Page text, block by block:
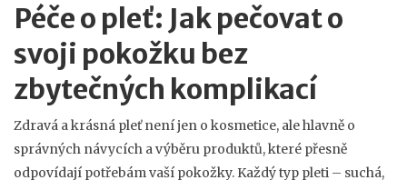
Péče o pleť: Jak pečovat o
svoji pokožku bez
zbytečných komplikací
Zdravá a krásná pleť není jen o kosmetice, ale hlavně o
správných návycích a výběru produktů, které přesně
odpovídají potřebám vaší pokožky. Každý typ pleti – suchá,